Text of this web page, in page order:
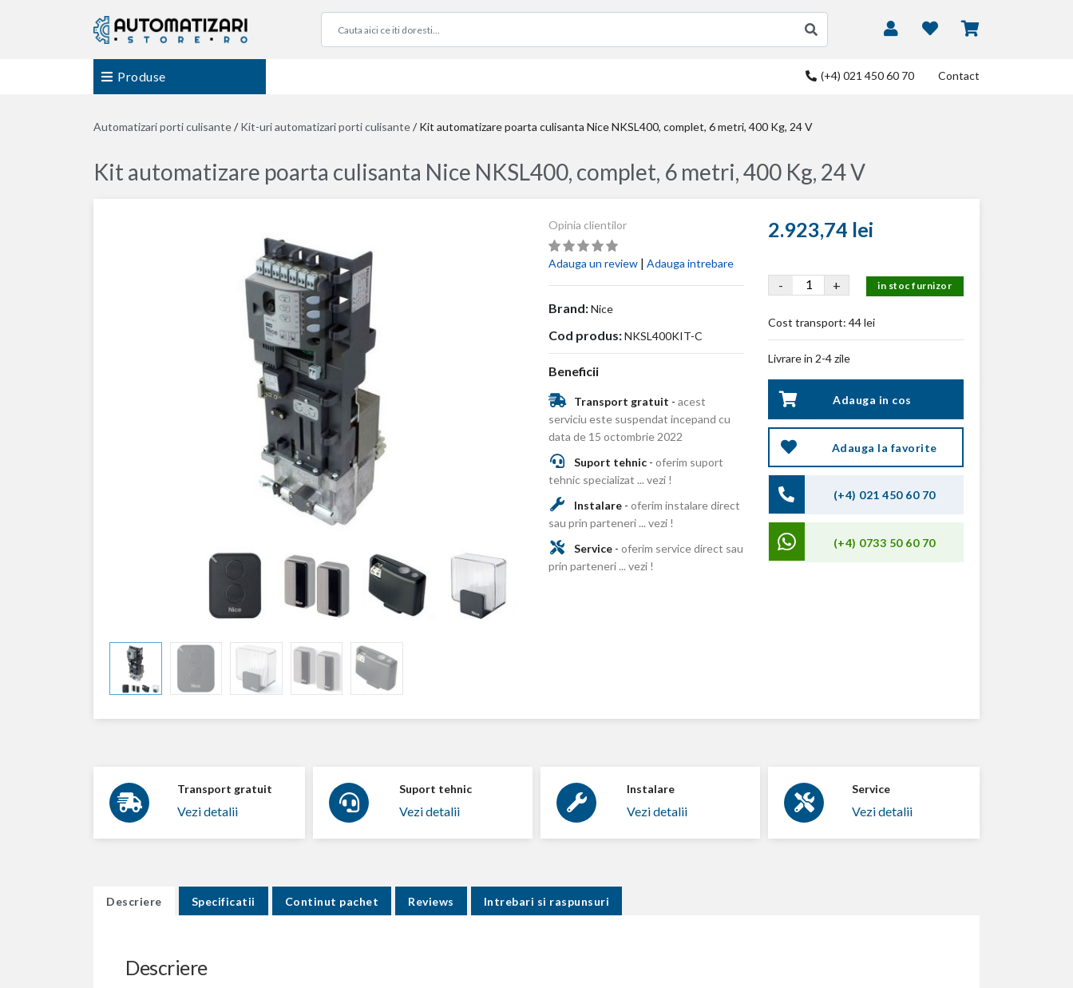
Produse (+4) 021 450 60 70 Contact
Automatizari porti culisante/Kit-uri automatizari porti culisante/Kit automatizare poarta culisanta Nice NKSL400, complet, 6 metri, 400 Kg, 24 V
Kit automatizare poarta culisanta Nice NKSL400, complet, 6 metri, 400 Kg, 24 V
Opinia clientilor
Adauga un review | Adauga intrebare
Brand:Nice
Cod produs:NKSL400KIT-C
Beneficii
Transport gratuit - acest
serviciu este suspendat incepand cu
data de 15 octombrie 2022
Suport tehnic- oferim suport
tehnic specializat ... vezi !
Instalare- oferim instalare direct
sau prin parteneri ... vezi !
Service- oferim service direct sau
prin parteneri ... vezi !
2.923,74 lei
- + in stoc furnizor
Cost transport: 44 lei
Livrare in 2-4 zile
Adauga in cos
Adauga la favorite
(+4) 021 450 60 70
(+4) 0733 50 60 70
Transport gratuit
Vezi detalii
Suport tehnic
Vezi detalii
Instalare
Vezi detalii
Service
Vezi detalii
Descriere Specificatii Continut pachet Reviews Intrebari si raspunsuri
Descriere